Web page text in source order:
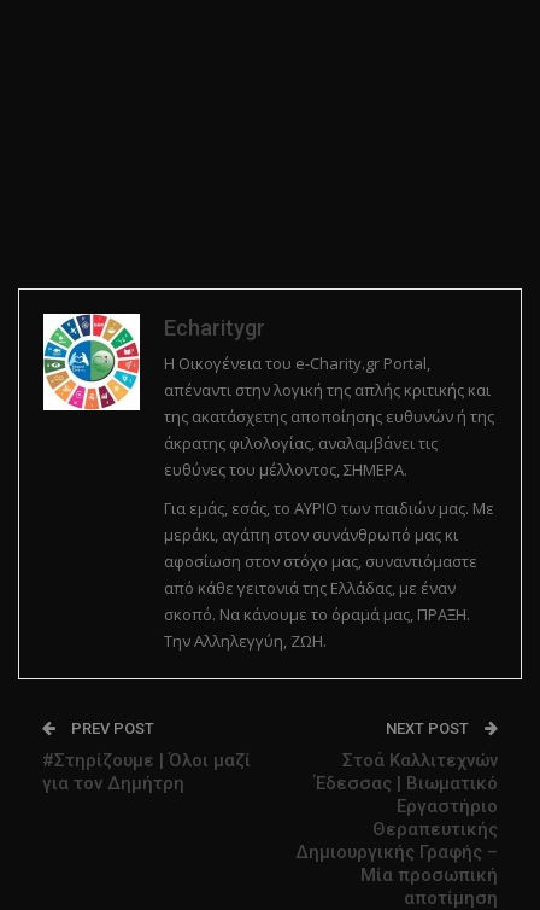
Echaritygr
Η Οικογένεια του e-Charity.gr Portal,
απέναντι στην λογική της απλής κριτικής και
της ακατάσχετης αποποίησης ευθυνών ή της
άκρατης φιλολογίας, αναλαμβάνει τις
ευθύνες του μέλλοντος, ΣΗΜΕΡΑ.
Για εμάς, εσάς, το ΑΥΡΙΟ των παιδιών μας. Με
μεράκι, αγάπη στον συνάνθρωπό μας κι
αφοσίωση στον στόχο μας, συναντιόμαστε
από κάθε γειτονιά της Ελλάδας, με έναν
σκοπό. Να κάνουμε το όραμά μας, ΠΡΑΞΗ.
Την Αλληλεγγύη, ΖΩΗ.
PREV POST
#Στηρίζουμε | Όλοι μαζί
για τον Δημήτρη
NEXT POST
Στοά Καλλιτεχνών
Έδεσσας | Βιωματικό
Εργαστήριο
Θεραπευτικής
Δημιουργικής Γραφής –
Μία προσωπική
αποτίμηση